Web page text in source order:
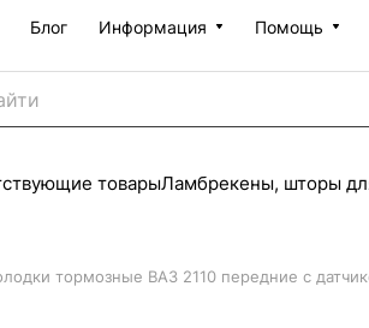
Блог Информация Помощь
товарыЛамбрекены, шторы
тормозные ВАЗ 2110 передние с